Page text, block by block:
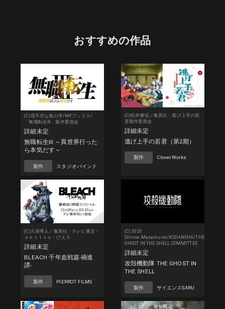
おすすめの作品
(C)理不尽な孫の手/MFブックス/
「無職転生Ⅲ」製作委員会
詳細未定
無職転生Ⅲ ～異世界行った
ら本気だす～
製作 スタジオバインド
(C)松井優征／集英社・逃げ上手の若
君製作委員会
詳細未定
逃げ上手の若君（第2期）
製作 CloverWorks
(C)久保帯人／集英社・テレビ東京・
ｄｅｎｔｓｕ・ぴえろ
詳細未定
BLEACH 千年血戦篇-禍進
譚-
製作 PIERROT FILMS
(C) 2026
Shirow Masamune/KODANSHA/THE
GHOST IN THE SHELL COMMITTEE
詳細未定
攻殻機動隊 THE GHOST IN
THE SHELL
製作 サイエンスSARU